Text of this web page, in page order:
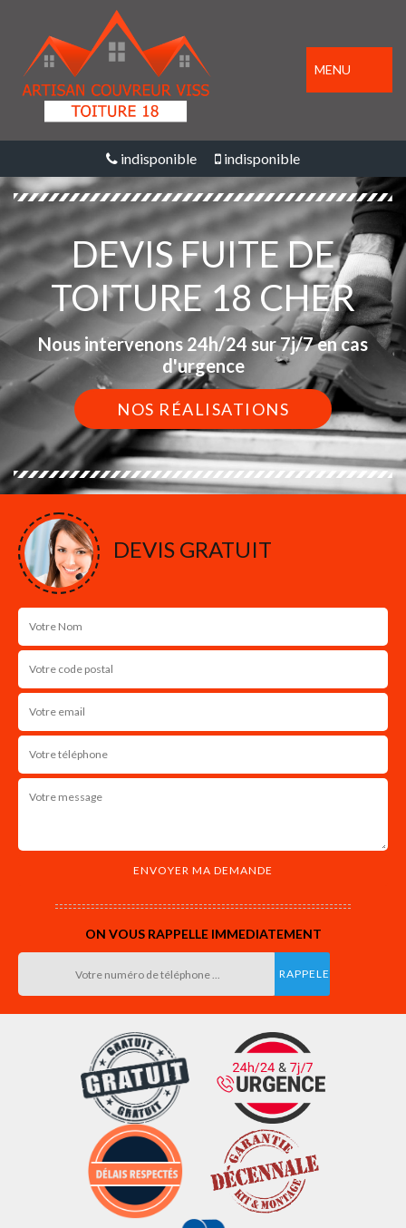
MENU
indisponible indisponible
DEVIS FUITE DE
TOITURE 18 CHER
Nous intervenons 24h/24 sur 7j/7 en cas
d'urgence
NOS RÉALISATIONS
DEVIS GRATUIT
ON VOUS RAPPELLE IMMEDIATEMENT